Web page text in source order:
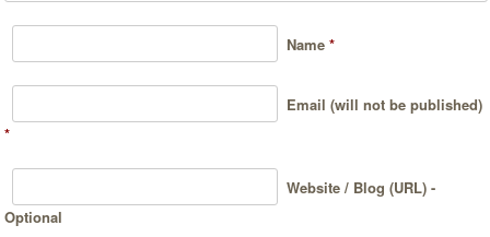
Name*
Email (will not be published)
*
Website / Blog (URL) -
Optional